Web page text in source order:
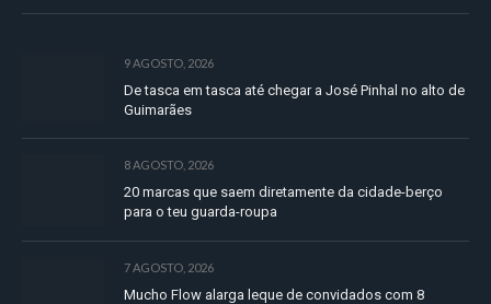
9 AGOSTO, 2026
De tasca em tasca até chegar a José Pinhal no alto de
Guimarães
8 AGOSTO, 2026
20 marcas que saem diretamente da cidade-berço
para o teu guarda-roupa
7 AGOSTO, 2026
Mucho Flow alarga leque de convidados com 8